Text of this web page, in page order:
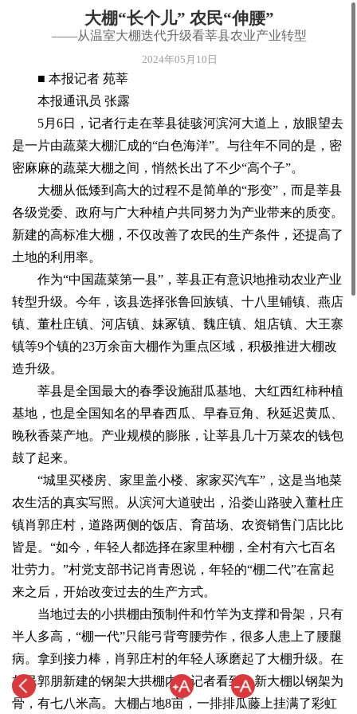
大棚“长个儿” 农民“伸腰”
——从温室大棚迭代升级看莘县农业产业转型
2024年05月10日
■ 本报记者 苑莘
本报通讯员 张露
5月6日，记者行走在莘县徒骇河滨河大道上，放眼望去
是一片由蔬菜大棚汇成的“白色海洋”。与往年不同的是，密
密麻麻的蔬菜大棚之间，悄然长出了不少“高个子”。
大棚从低矮到高大的过程不是简单的“形变”，而是莘县
各级党委、政府与广大种植户共同努力为产业带来的质变。
新建的高标准大棚，不仅改善了农民的生产条件，还提高了
土地的利用率。
作为“中国蔬菜第一县”，莘县正有意识地推动农业产业
转型升级。今年，该县选择张鲁回族镇、十八里铺镇、燕店
镇、董杜庄镇、河店镇、妹冢镇、魏庄镇、俎店镇、大王寨
镇等9个镇的23万余亩大棚作为重点区域，积极推进大棚改
造升级。
莘县是全国最大的春季设施甜瓜基地、大红西红柿种植
基地，也是全国知名的早春西瓜、早春豆角、秋延迟黄瓜、
晚秋香菜产地。产业规模的膨胀，让莘县几十万菜农的钱包
鼓了起来。
“城里买楼房、家里盖小楼、家家买汽车”，这是当地菜
农生活的真实写照。从滨河大道驶出，沿娄山路驶入董杜庄
镇肖郭庄村，道路两侧的饭店、育苗场、农资销售门店比比
皆是。“如今，年轻人都选择在家里种棚，全村有六七百名
壮劳力。”村党支部书记肖青恩说，年轻的“棚二代”在富起
来之后，开始改变过去的生产方式。
当地过去的小拱棚由预制件和竹竿为支撑和骨架，只有
半人多高，“棚一代”只能弓背弯腰劳作，很多人患上了腰腿
病。拿到接力棒，肖郭庄村的年轻人琢磨起了大棚升级。在
村民郭朋新建的钢架大拱棚内，记者看到，新大棚以钢架为
骨，有七八米高。大棚占地8亩，一排排瓜藤上挂满了彩虹